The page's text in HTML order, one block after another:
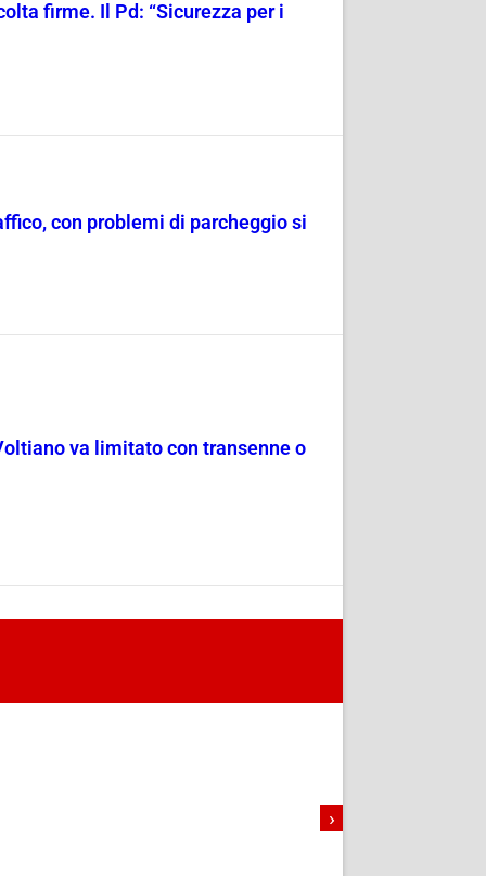
firme. Il Pd: “Sicurezza per i
con problemi di parcheggio si
va limitato con transenne o
›